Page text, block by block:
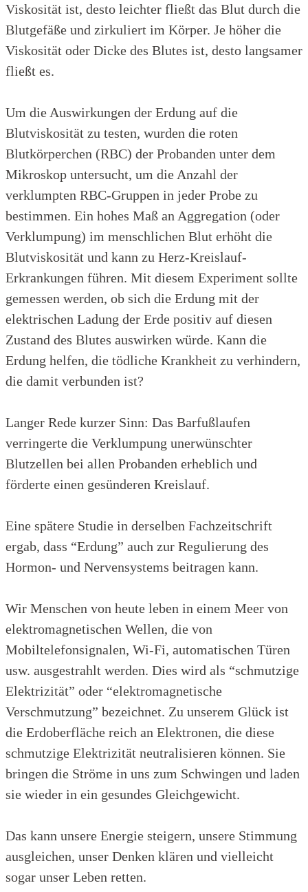
Viskosität ist, desto leichter fließt das Blut durch die
Blutgefäße und zirkuliert im Körper. Je höher die
Viskosität oder Dicke des Blutes ist, desto langsamer
fließt es.
Um die Auswirkungen der Erdung auf die
Blutviskosität zu testen, wurden die roten
Blutkörperchen (RBC) der Probanden unter dem
Mikroskop untersucht, um die Anzahl der
verklumpten RBC-Gruppen in jeder Probe zu
bestimmen. Ein hohes Maß an Aggregation (oder
Verklumpung) im menschlichen Blut erhöht die
Blutviskosität und kann zu Herz-Kreislauf-
Erkrankungen führen. Mit diesem Experiment sollte
gemessen werden, ob sich die Erdung mit der
elektrischen Ladung der Erde positiv auf diesen
Zustand des Blutes auswirken würde. Kann die
Erdung helfen, die tödliche Krankheit zu verhindern,
die damit verbunden ist?
Langer Rede kurzer Sinn: Das Barfußlaufen
verringerte die Verklumpung unerwünschter
Blutzellen bei allen Probanden erheblich und
förderte einen gesünderen Kreislauf.
Eine spätere Studie in derselben Fachzeitschrift
ergab, dass “Erdung” auch zur Regulierung des
Hormon- und Nervensystems beitragen kann.
Wir Menschen von heute leben in einem Meer von
elektromagnetischen Wellen, die von
Mobiltelefonsignalen, Wi-Fi, automatischen Türen
usw. ausgestrahlt werden. Dies wird als “schmutzige
Elektrizität” oder “elektromagnetische
Verschmutzung” bezeichnet. Zu unserem Glück ist
die Erdoberfläche reich an Elektronen, die diese
schmutzige Elektrizität neutralisieren können. Sie
bringen die Ströme in uns zum Schwingen und laden
sie wieder in ein gesundes Gleichgewicht.
Das kann unsere Energie steigern, unsere Stimmung
ausgleichen, unser Denken klären und vielleicht
sogar unser Leben retten.